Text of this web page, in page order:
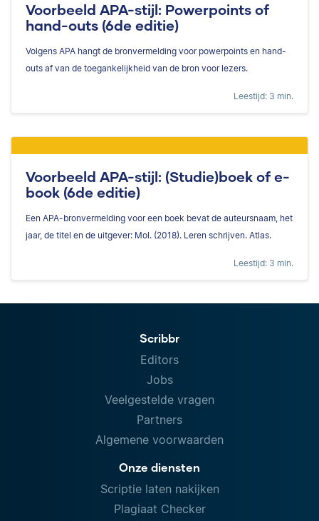
Voorbeeld APA-stijl: Powerpoints of
hand-outs (6de editie)
Volgens APA hangt de bronvermelding voor powerpoints en hand-
outs af van de toegankelijkheid van de bron voor lezers.
Leestijd: 3 min.
Voorbeeld APA-stijl: (Studie)boek of e-
book (6de editie)
Een APA-bronvermelding voor een boek bevat de auteursnaam, het
jaar, de titel en de uitgever: Mol. (2018). Leren schrijven. Atlas.
Leestijd: 3 min.
Scribbr
Editors
Jobs
Veelgestelde vragen
Partners
Algemene voorwaarden
Onze diensten
Scriptie laten nakijken
Plagiaat Checker